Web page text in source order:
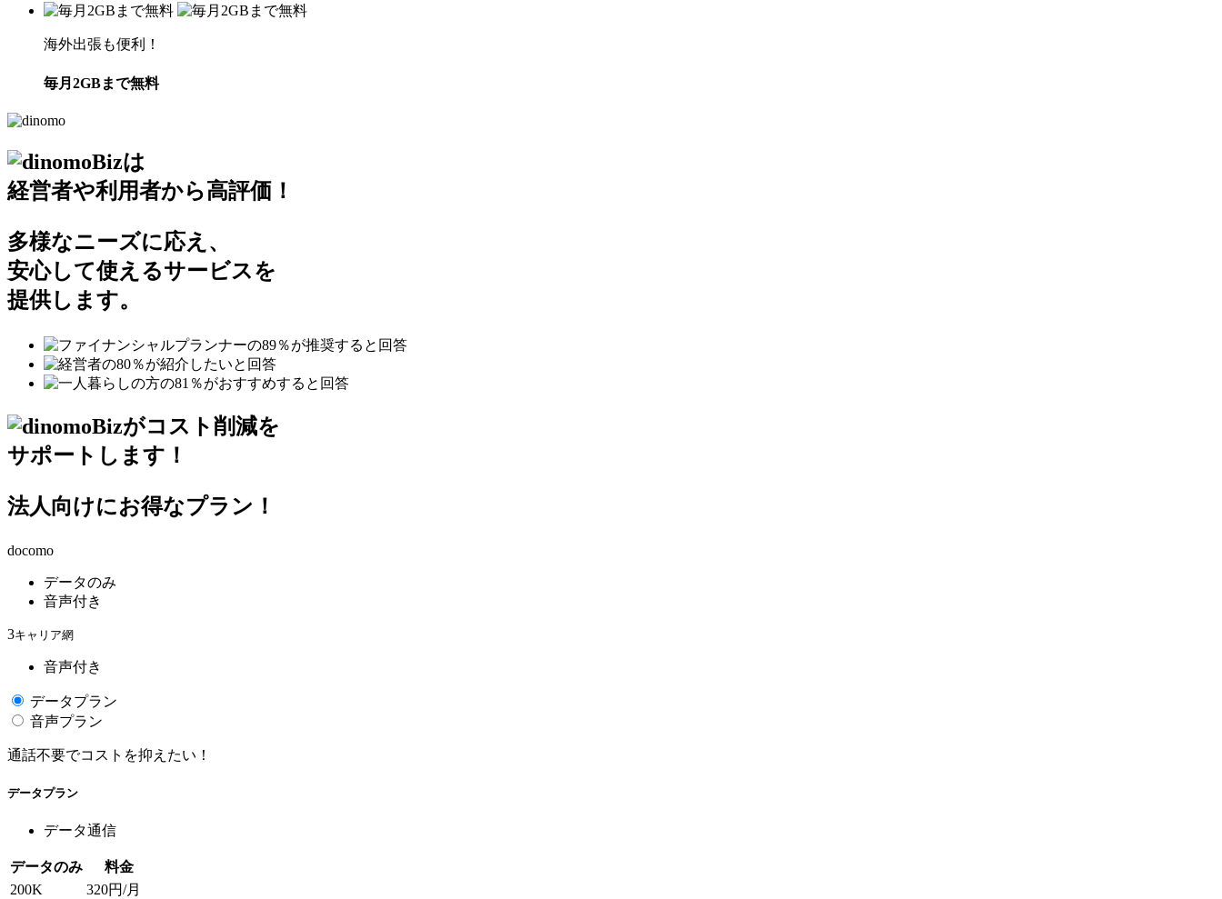
海外出張も便利！
毎月 2GBまで無料
は
経営者や利用者から高評価！
多様なニーズに応え、
安心して使えるサービスを
提供します。
がコスト削減を
サポートします！
法人向けにお得なプラン！
docomo
データのみ
音声付き
3キャリア網
音声付き
データプラン
音声プラン
通話不要でコストを抑えたい！
データプラン
データ通信
データのみ
料金
200K
320円/月